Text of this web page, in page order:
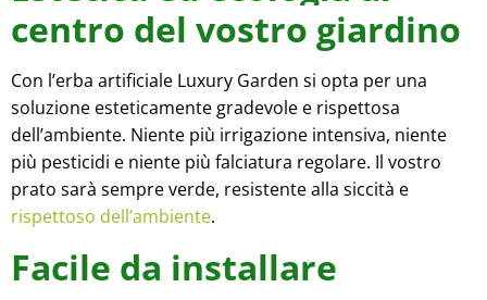
centro del vostro giardino
Con l’erba artificiale Luxury Garden si opta per una
soluzione esteticamente gradevole e rispettosa
dell’ambiente. Niente più irrigazione intensiva, niente
più pesticidi e niente più falciatura regolare. Il vostro
prato sarà sempre verde, resistente alla siccità e
rispettoso dell’ambiente.
Facile da installare